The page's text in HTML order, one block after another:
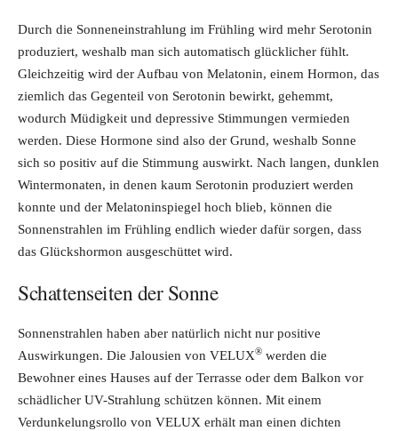
Durch die Sonneneinstrahlung im Frühling wird mehr Serotonin
produziert, weshalb man sich automatisch glücklicher fühlt.
Gleichzeitig wird der Aufbau von Melatonin, einem Hormon, das
ziemlich das Gegenteil von Serotonin bewirkt, gehemmt,
wodurch Müdigkeit und depressive Stimmungen vermieden
werden. Diese Hormone sind also der Grund, weshalb Sonne
sich so positiv auf die Stimmung auswirkt. Nach langen, dunklen
Wintermonaten, in denen kaum Serotonin produziert werden
konnte und der Melatoninspiegel hoch blieb, können die
Sonnenstrahlen im Frühling endlich wieder dafür sorgen, dass
das Glückshormon ausgeschüttet wird.
Schattenseiten der Sonne
Sonnenstrahlen haben aber natürlich nicht nur positive
Auswirkungen. Die Jalousien von VELUX® werden die
Bewohner eines Hauses auf der Terrasse oder dem Balkon vor
schädlicher UV-Strahlung schützen können. Mit einem
Verdunkelungsrollo von VELUX erhält man einen dichten